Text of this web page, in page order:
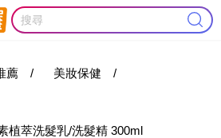
薦 / 美妝保健 /
植萃洗髮乳/洗髮精 300ml